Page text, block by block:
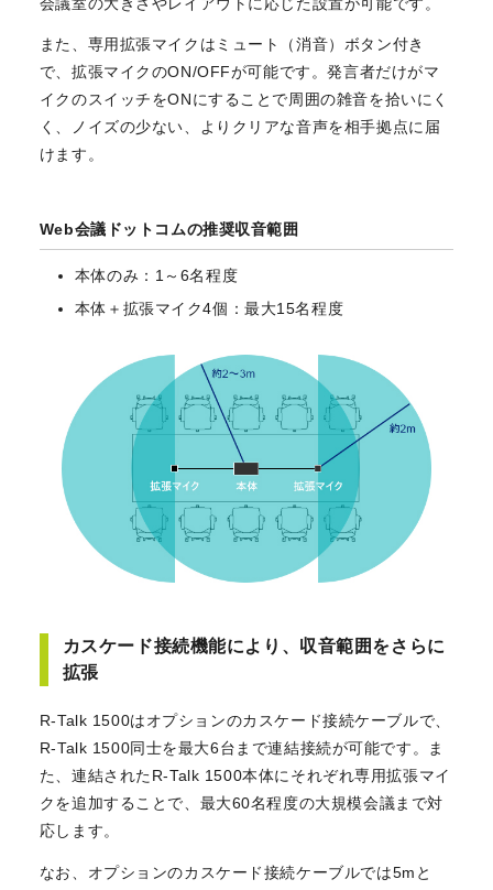
また、専用拡張マイクはミュート（消音）ボタン付き
で、拡張マイクのON/OFFが可能です。発言者だけがマ
イクのスイッチをONにすることで周囲の雑音を拾いにく
く、ノイズの少ない、よりクリアな音声を相手拠点に届
けます。
Web会議ドットコムの推奨収音範囲
本体のみ：1～6名程度
本体＋拡張マイク4個：最大15名程度
カスケード接続機能により、収音範囲をさらに
拡張
R-Talk 1500はオプションのカスケード接続ケーブルで、
R-Talk 1500同士を最大6台まで連結接続が可能です。ま
た、連結されたR-Talk 1500本体にそれぞれ専用拡張マイ
クを追加することで、最大60名程度の大規模会議まで対
応します。
なお、オプションのカスケード接続ケーブルでは5mと